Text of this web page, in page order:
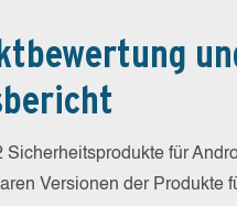
Sicherheitsprodukte für
Versionen der Produkte